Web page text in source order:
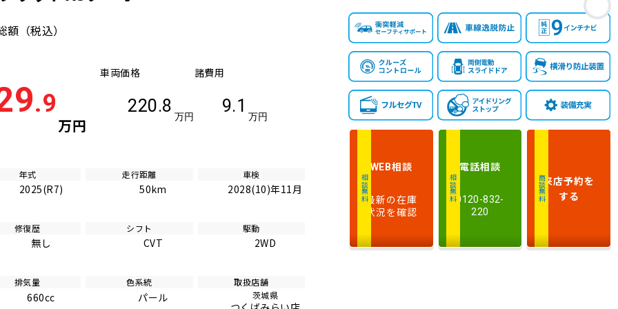
額 （税込）
.9
万円
車両価格
220.8
万円
諸費用
9.1
万円
年式
2025(R7)
走行距離
50km
車検
2028(10)年11月
修復歴
無し
シフト
CVT
駆動
2WD
排気量
660cc
色系統
パール
取扱店舗
茨城県
相談無料
WEB相談
最新の在庫
状況を確認
相談無料
電話相談
0120-832-
220
商談無料来店予約を
する